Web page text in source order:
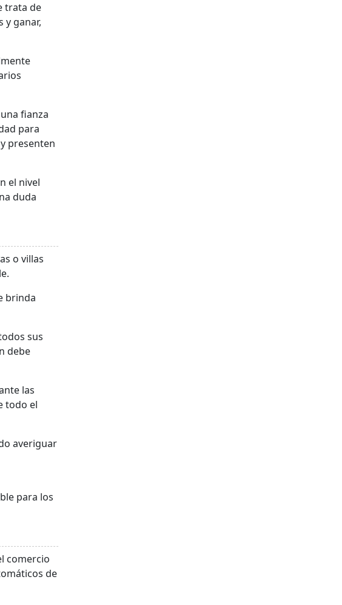
trata de
y ganar,
fianza
para
presenten
el nivel
duda
o villas
brinda
sus
debe
las
todo el
averiguar
para los
comercio
de